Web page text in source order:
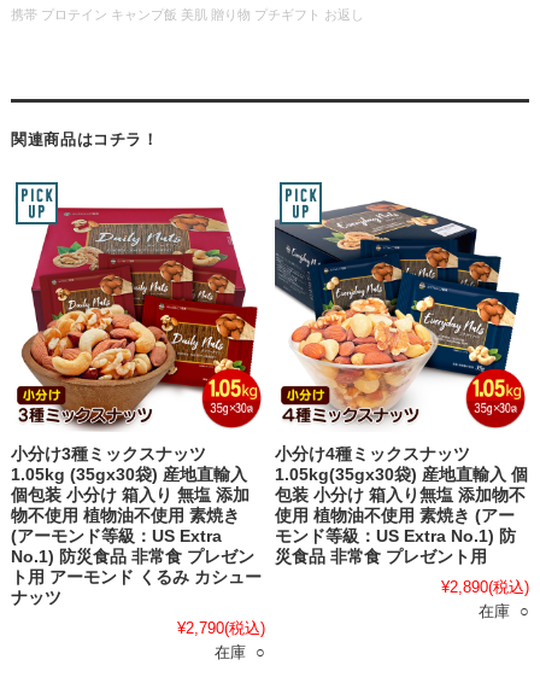
携帯 プロテイン キャンプ飯 美肌 贈り物 プチギフト お返し
関連商品はコチラ！
小分け3種ミックスナッツ
1.05kg (35gx30袋) 産地直輸入
個包装 小分け 箱入り 無塩 添加
物不使用 植物油不使用 素焼き
(アーモンド等級：US Extra
No.1) 防災食品 非常食 プレゼン
ト用 アーモンド くるみ カシュー
ナッツ
¥2,790(税込)
在庫 ○
小分け4種ミックスナッツ
1.05kg(35gx30袋) 産地直輸入 個
包装 小分け 箱入り無塩 添加物不
使用 植物油不使用 素焼き (アー
モンド等級：US Extra No.1) 防
災食品 非常食 プレゼント用
¥2,890(税込)
在庫 ○